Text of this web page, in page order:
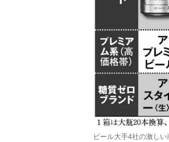
ビール大手4社の激し